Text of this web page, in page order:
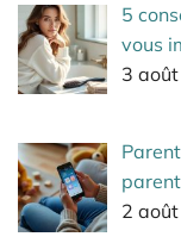
5
vous
3
2